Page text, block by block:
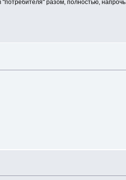
разом, полностью, напрочь.